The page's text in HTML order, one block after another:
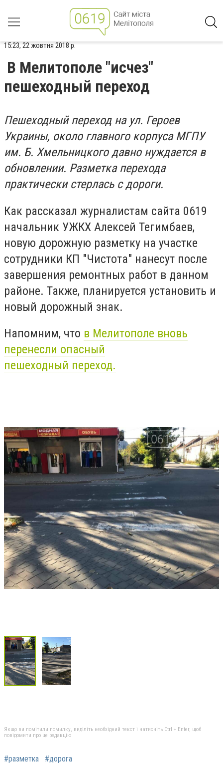
15:23, 22 жовтня 2018 р.
В Мелитополе "исчез"
пешеходный переход
Пешеходный переход на ул. Героев
Украины, около главного корпуса МГПУ
им. Б. Хмельницкого давно нуждается в
обновлении. Разметка перехода
практически стерлась с дороги.
Как рассказал журналистам сайта 0619
начальник УЖКХ Алексей Тегимбаев,
новую дорожную разметку на участке
сотрудники КП "Чистота" нанесут после
завершения ремонтных работ в данном
районе. Также, планируется установить и
новый дорожный знак.
Напомним, что в Мелитополе вновь
перенесли опасный
пешеходный переход.
Якщо ви помітили помилку, виділіть необхідний текст і натисніть Ctrl + Enter, щоб
повідомити про це редакцію
#разметка #дорога